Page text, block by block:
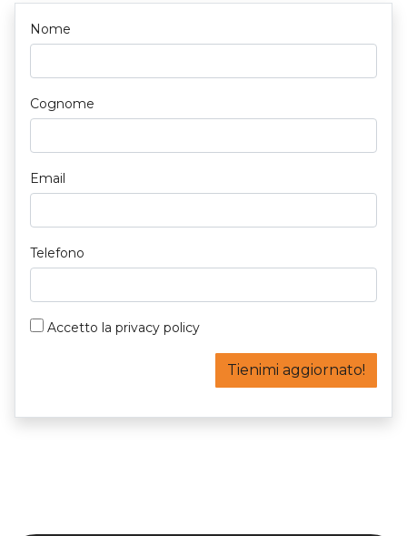
Nome
Cognome
Email
Telefono
Accetto la privacy policy
Tienimi aggiornato!